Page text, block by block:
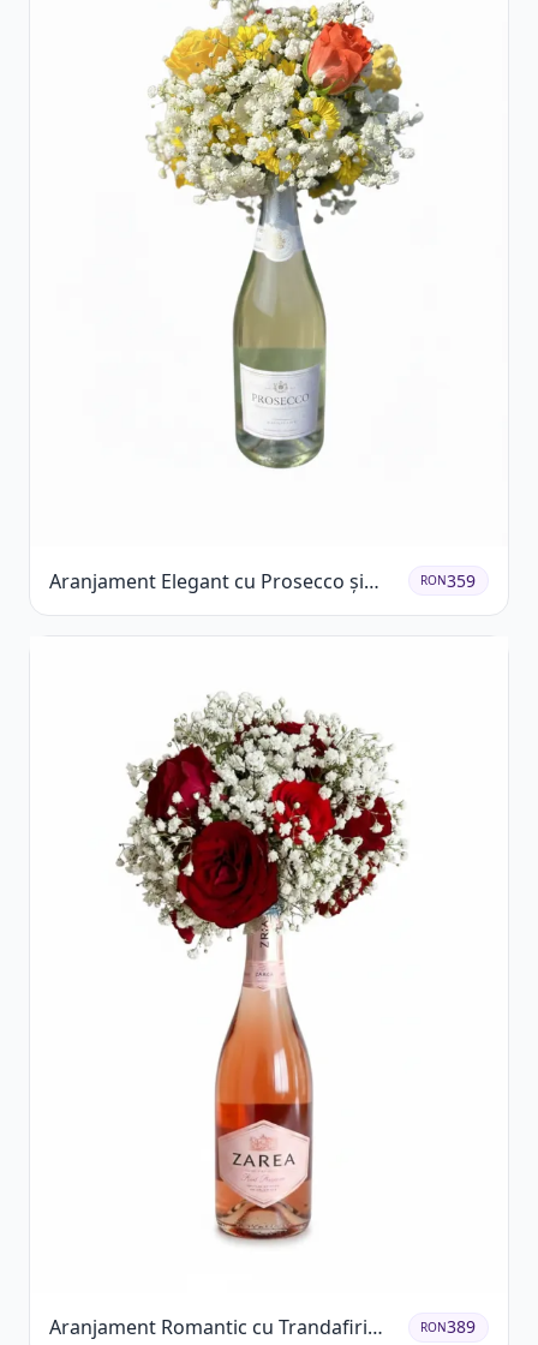
Aranjament Elegant cu Prosecco și
Flori Galbene.
RON359
Aranjament Romantic cu Trandafiri
RON389